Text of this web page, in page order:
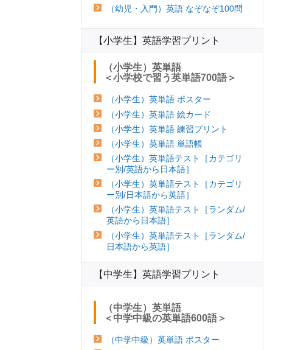
（幼児・入門）英語 なぞなぞ100問
【小学生】英語学習プリント
（小学生）英単語
＜小学校で習う英単語700語＞
（小学生）英単語 ポスター
（小学生）英単語 絵カード
（小学生）英単語 練習プリント
（小学生）英単語 単語帳
（小学生）英単語テスト［カテゴリ
ー別/英語から日本語］
（小学生）英単語テスト［カテゴリ
ー別/日本語から英語］
（小学生）英単語テスト［ランダム/
英語から日本語］
（小学生）英単語テスト［ランダム/
日本語から英語］
【中学生】英語学習プリント
（中学生）英単語
＜中学中級の英単語600語＞
（中学中級）英単語 ポスター